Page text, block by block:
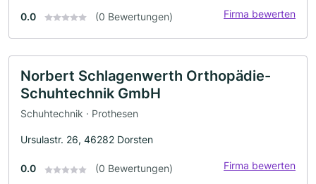
0.0 (0 Bewertungen) Firma bewerten
Norbert Schlagenwerth Orthopädie-
Schuhtechnik GmbH
Schuhtechnik · Prothesen
Ursulastr. 26, 46282 Dorsten
0.0 (0 Bewertungen) Firma bewerten